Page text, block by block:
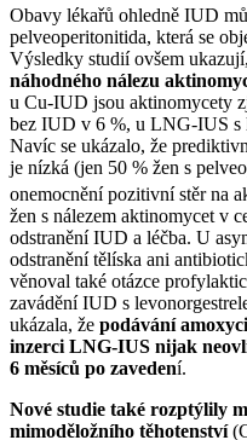
Obavy lékařů ohledně IUD
pelveoperitonitida, která se
Výsledky studií ovšem
náhodného nálezu
u Cu-IUD jsou aktinomycety
bez IUD v 6 %, u LNG-IUS s
Navíc se ukázalo, že
je nízká (jen 50 % žen s
onemocnění pozitivní stěr na
žen s nálezem aktinomycet v
odstranění IUD a léčba. U
odstranění tělíska ani
věnoval také otázce
zavádění IUD s
ukázala, že podávání
inzerci LNG-IUS nijak
6 měsíců po zavedení.
Nové studie také rozptýlily
mimoděložního těhotenství